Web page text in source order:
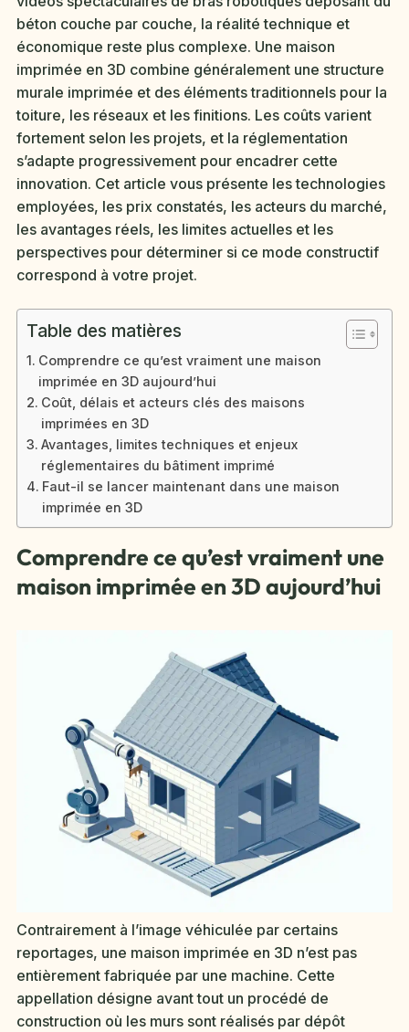
béton couche par couche, la réalité technique et
économique reste plus complexe. Une maison
imprimée en 3D combine généralement une structure
murale imprimée et des éléments traditionnels pour la
toiture, les réseaux et les finitions. Les coûts varient
fortement selon les projets, et la réglementation
s’adapte progressivement pour encadrer cette
innovation. Cet article vous présente les technologies
employées, les prix constatés, les acteurs du marché,
les avantages réels, les limites actuelles et les
perspectives pour déterminer si ce mode constructif
correspond à votre projet.
Table des matières
Comprendre ce qu’est vraiment une maison
imprimée en 3D aujourd’hui
Coût, délais et acteurs clés des maisons
imprimées en 3D
Avantages, limites techniques et enjeux
réglementaires du bâtiment imprimé
Faut-il se lancer maintenant dans une maison
imprimée en 3D
Comprendre ce qu’est vraiment une
maison imprimée en 3D aujourd’hui
Contrairement à l’image véhiculée par certains
reportages, une maison imprimée en 3D n’est pas
entièrement fabriquée par une machine. Cette
appellation désigne avant tout un procédé de
construction où les murs sont réalisés par dépôt